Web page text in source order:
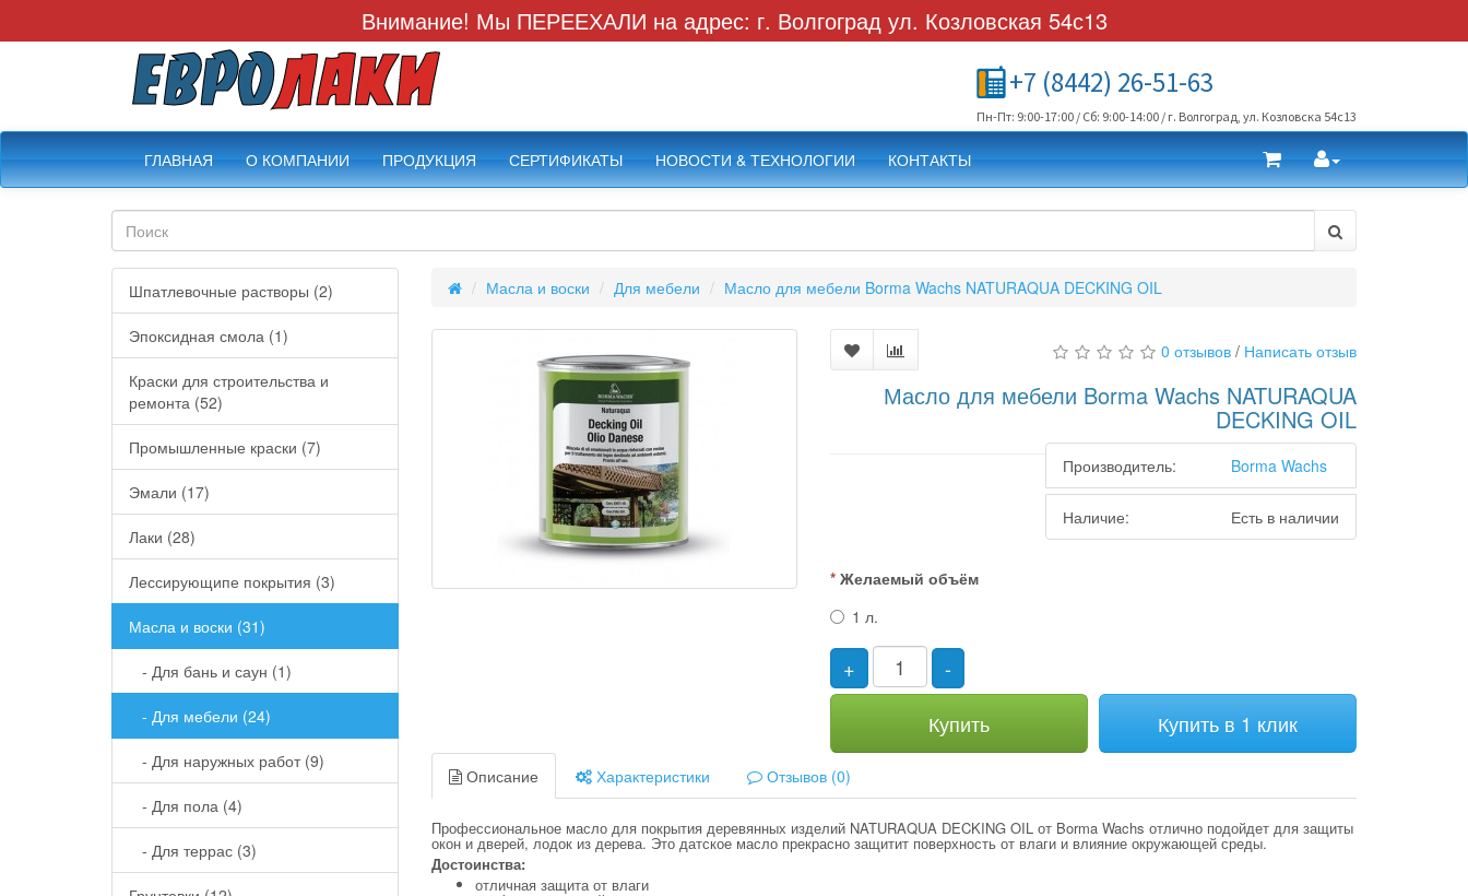
Внимание! Мы ПЕРЕЕХАЛИ на адрес: г. Волгоград ул. Козловская 54с13
+7 (8442) 26-51-63
Пн-Пт: 9:00-17:00 / Сб: 9:00-14:00 / г. Волгоград, ул. Козловска 54с13
ГЛАВНАЯ О КОМПАНИИ ПРОДУКЦИЯ СЕРТИФИКАТЫ НОВОСТИ & ТЕХНОЛОГИИ КОНТАКТЫ
Шпатлевочные растворы (2)
Эпоксидная смола (1)
Краски для строительства и
ремонта (52)
Промышленные краски (7)
Эмали (17)
Лаки (28)
Лессирующипе покрытия (3)
Масла и воски (31)
- Для бань и саун (1)
- Для мебели (24)
- Для наружных работ (9)
- Для пола (4)
- Для террас (3)
Масла и воски Для мебели Масло для мебели Borma Wachs NATURAQUA DECKING OIL
0 отзывов / Написать отзыв
Масло для мебели Borma Wachs NATURAQUA
DECKING OIL
Производитель: Borma Wachs
Наличие: Есть в наличии
Желаемый объём
1 л.
+
-
Купить
Купить в 1 клик
Описание Характеристики Отзывов (0)
Профессиональное масло для покрытия деревянных изделий NATURAQUA DECKING OIL от Borma Wachs отлично подойдет для защиты
окон и дверей, лодок из дерева. Это датское масло прекрасно защитит поверхность от влаги и влияние окружающей среды.
Достоинства:
отличная защита от влаги